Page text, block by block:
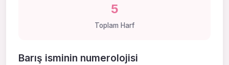
5
Toplam Harf
Barış isminin numerolojisi